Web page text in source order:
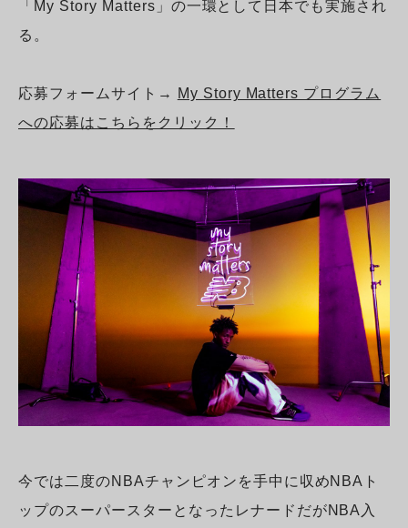
「My Story Matters」の一環として日本でも実施され
る。
応募フォームサイト→
My Story Matters プログラム
への応募はこちらをクリック！
今では二度のNBAチャンピオンを手中に収めNBAト
ップのスーパースターとなったレナードだがNBA入